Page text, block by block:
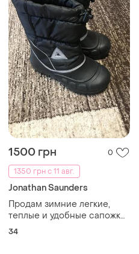
1500 грн
0
1350 грн с 11 авг.
Jonathan Saunders
Продам зимние легкие,
теплые и удобные сапожки
jonathan 34 р.
34